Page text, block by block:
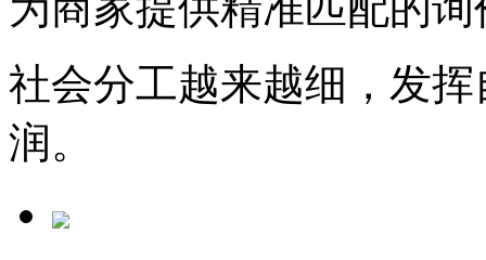
社会分工越来越细，发
润。